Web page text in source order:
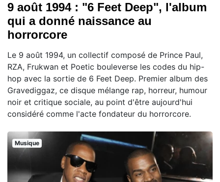
9 août 1994 : "6 Feet Deep", l'album
qui a donné naissance au
horrorcore
Le 9 août 1994, un collectif composé de Prince Paul,
RZA, Frukwan et Poetic bouleverse les codes du hip-
hop avec la sortie de 6 Feet Deep. Premier album des
Gravediggaz, ce disque mélange rap, horreur, humour
noir et critique sociale, au point d'être aujourd'hui
considéré comme l'acte fondateur du horrorcore.
Musique